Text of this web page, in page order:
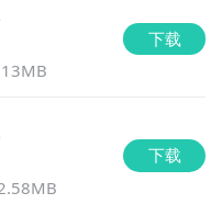
下载
下载